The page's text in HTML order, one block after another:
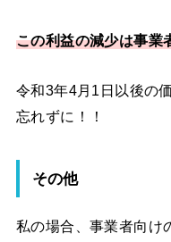
この利益の減少は事業
令和3年4月1日以後の
忘れずに！！
その他
私の場合、事業者向け